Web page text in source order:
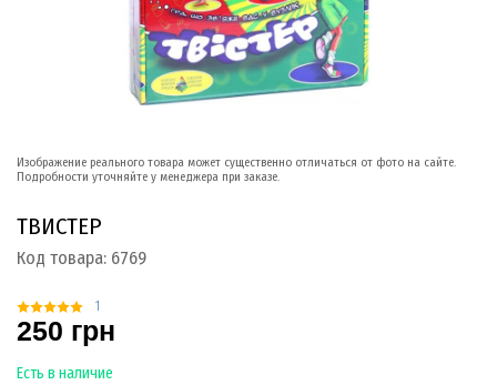
Изображение реального товара может существенно отличаться от фото на сайте.
Подробности уточняйте у менеджера при заказе.
ТВИСТЕР
Код товара: 6769
1
250 грн
Есть в наличие